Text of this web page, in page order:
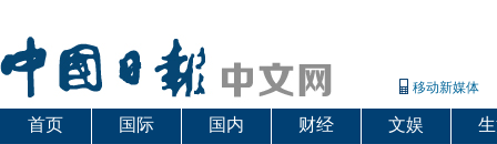
移动新媒体
首页 国际 国内 财经 文娱